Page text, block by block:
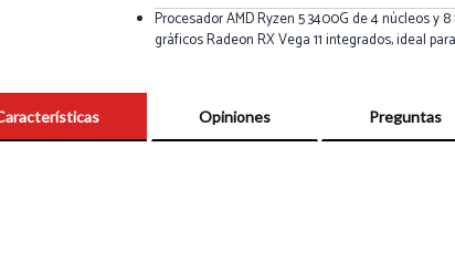
Procesador AMD Ryzen 5 3400G de 4 núcleos y
gráficos Radeon RX Vega 11 integrados, ideal
Opiniones Preguntas